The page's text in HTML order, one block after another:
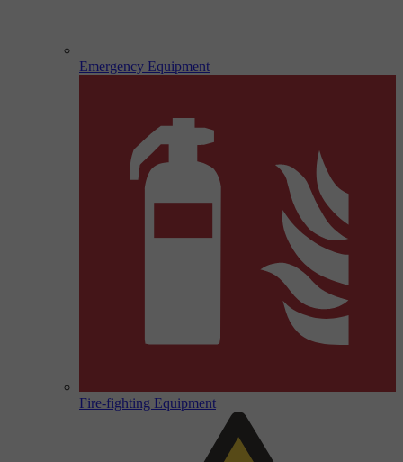
Emergency Equipment
Fire-fighting Equipment